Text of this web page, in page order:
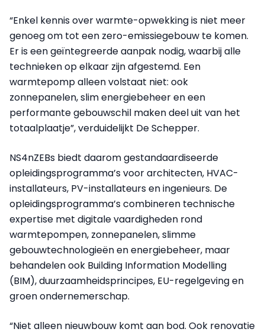
“Enkel kennis over warmte-opwekking is niet meer
genoeg om tot een zero-emissiegebouw te komen.
Er is een geïntegreerde aanpak nodig, waarbij alle
technieken op elkaar zijn afgestemd. Een
warmtepomp alleen volstaat niet: ook
zonnepanelen, slim energiebeheer en een
performante gebouwschil maken deel uit van het
totaalplaatje”, verduidelijkt De Schepper.
NS4nZEBs biedt daarom gestandaardiseerde
opleidingsprogramma’s voor architecten, HVAC-
installateurs, PV-installateurs en ingenieurs. De
opleidingsprogramma’s combineren technische
expertise met digitale vaardigheden rond
warmtepompen, zonnepanelen, slimme
gebouwtechnologieën en energiebeheer, maar
behandelen ook Building Information Modelling
(BIM), duurzaamheidsprincipes, EU-regelgeving en
groen ondernemerschap.
“Niet alleen nieuwbouw komt aan bod. Ook renovatie